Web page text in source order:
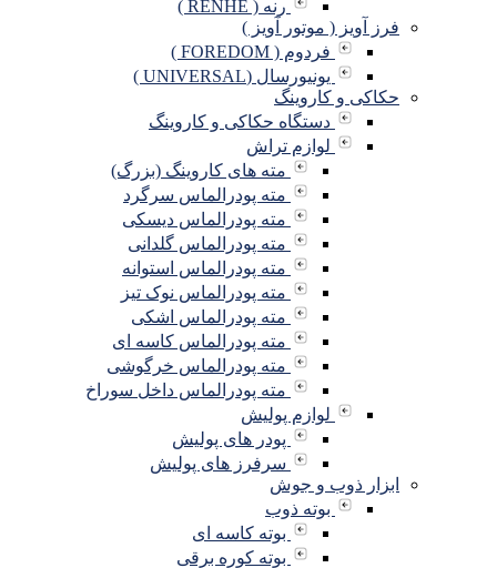
رنه ( RENHE )
فرز آویز ( موتور آویز )
فردوم ( FOREDOM )
یونیورسال (UNIVERSAL )
حکاکی و کاروینگ
دستگاه حکاکی و کاروینگ
لوازم تراش
مته های کاروینگ (بزرگ)
مته پودرالماس سرگرد
مته پودرالماس دیسکی
مته پودرالماس گلدانی
مته پودرالماس استوانه
مته پودرالماس نوک تیز
مته پودرالماس اشکی
مته پودرالماس کاسه ای
مته پودرالماس خرگوشی
مته پودرالماس داخل سوراخ
لوازم پولیش
پودر های پولیش
سرفرز های پولیش
ابزار ذوب و جوش
بوته ذوب
بوته کاسه ای
بوته کوره برقی